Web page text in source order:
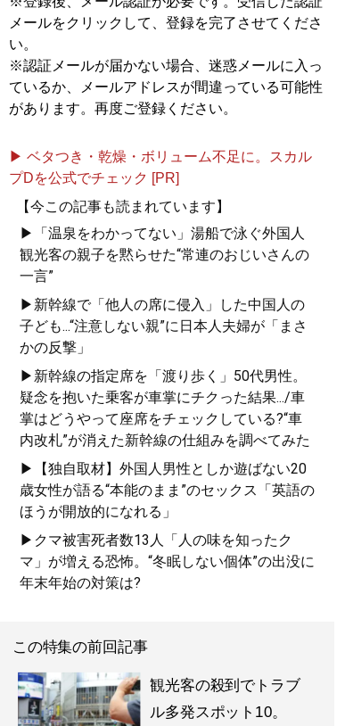
メールをクリックして、登録を完了させてくださ
い。
※認証メールが届かない場合、迷惑メールに入っ
ているか、メールアドレスが間違っている可能性
があります。再度ご登録ください。
▶ ベタつき・乾燥・ボリューム不足に。スカル
プDを公式でチェック [PR]
【今この記事も読まれています】
▶「温泉をわかってない」湯船で泳ぐ外国人
観光客の親子を黙らせた“常連のおじいさんの
一言”
▶新幹線で「他人の席に侵入」した中国人の
子ども...“注意しない親”に日本人夫婦が「まさ
かの反撃」
▶新幹線の指定席を「渡り歩く」50代男性。
疑念を抱いた乗客が車掌にチクった結果.../車
掌はどうやって座席をチェックしている?“車
内改札”が消えた新幹線の仕組みを調べてみた
▶【独自取材】外国人男性としか遊ばない20
歳女性が語る“本能のまま”のセックス「英語の
ほうが開放的になれる」
▶クマ被害死者数13人「人の味を知ったク
マ」が増える恐怖。“冬眠しない個体”の出没に
年末年始の対策は?
この特集の前回記事
観光客の殺到でトラブ
ル多発スポット10。